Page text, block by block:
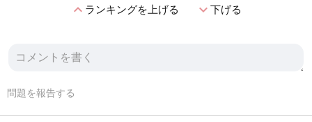
expand_lessランキングを上げる expand_more下げる
問題を報告する